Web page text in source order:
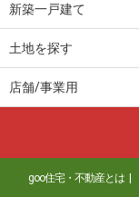
新築一戸建て
土地を探す
店舗/事業用
goo住宅・不動産とは